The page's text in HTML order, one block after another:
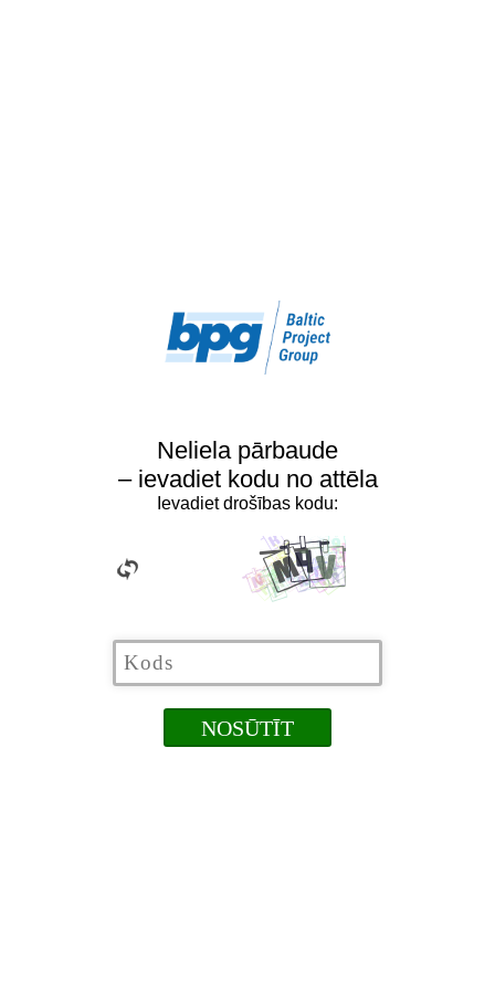
Neliela pārbaude
– ievadiet kodu no attēla
Ievadiet drošības kodu: